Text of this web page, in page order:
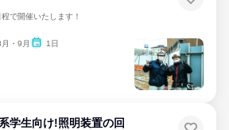
で開催いたします！
・9月 1日
学生向け!照明装置の回